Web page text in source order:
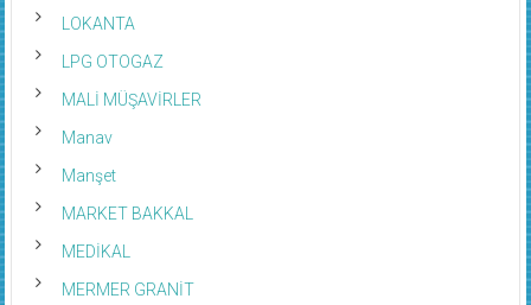
LOKANTA
LPG OTOGAZ
MALİ MÜŞAVİRLER
Manav
Manşet
MARKET BAKKAL
MEDİKAL
MERMER GRANİT